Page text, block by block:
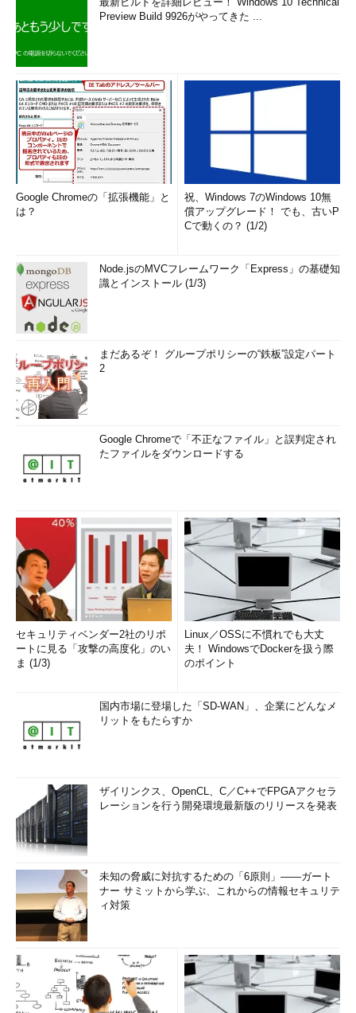
Preview Build 9926がやってきた ...
Google Chromeの「拡張機能」と
は？
祝、Windows 7のWindows 10無
償アップグレード！ でも、古いP
Cで動くの？ (1/2)
Node.jsのMVCフレームワーク「Express」の基礎知
識とインストール (1/3)
まだあるぞ！ グループポリシーの“鉄板”設定パート
2
Google Chromeで「不正なファイル」と誤判定され
たファイルをダウンロードする
セキュリティベンダー2社のリポ
ートに見る「攻撃の高度化」のい
ま (1/3)
Linux／OSSに不慣れでも大丈
夫！ WindowsでDockerを扱う際
のポイント
国内市場に登場した「SD-WAN」、企業にどんなメ
リットをもたらすか
ザイリンクス、OpenCL、C／C++でFPGAアクセラ
レーションを行う開発環境最新版のリリースを発表
未知の脅威に対抗するための「6原則」――ガート
ナー サミットから学ぶ、これからの情報セキュリテ
ィ対策